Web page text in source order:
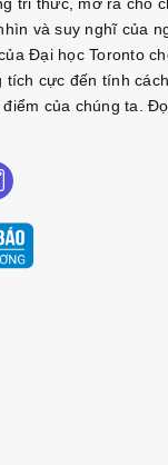
và suy nghĩ của
Đại học Toronto
tích cực đến tính
của chúng ta.